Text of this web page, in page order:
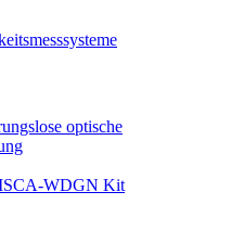
optische
WDGN Kit